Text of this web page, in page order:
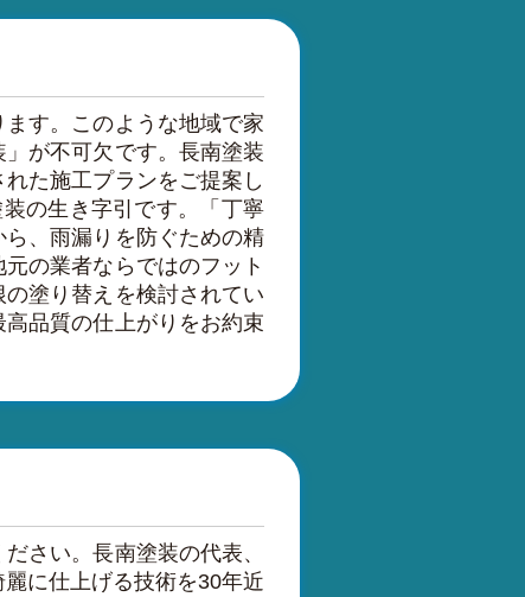
す。このような地域で家
が不可欠です。長南塗装
た施工プランをご提案し
の生き字引です。「丁寧
、雨漏りを防ぐための精
の業者ならではのフット
塗り替えを検討されてい
品質の仕上がりをお約束
さい。長南塗装の代表、
に仕上げる技術を30年近